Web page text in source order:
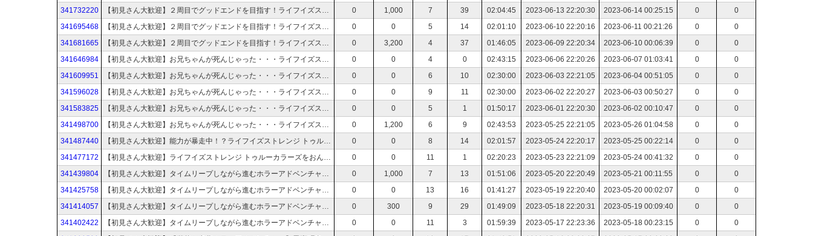
341732220
【初見さん大歓迎】２周目でグッドエンドを目指す！ライフイズストレンジ トゥルーカラーズをおんりぃと楽しもう！【Vtuber】※ネタバレあり 0 1,000 7 39 02:04:45 2023-06-13 22:20:30 2023-06-14 00:25:15 0
0
341695468
【初見さん大歓迎】２周目でグッドエンドを目指す！ライフイズストレンジ トゥルーカラーズをおんりぃと楽しもう！【Vtuber】※ネタバレあり 0 0 5 14 02:01:10 2023-06-10 22:20:16 2023-06-11 00:21:26 0
0
341681665
【初見さん大歓迎】２周目でグッドエンドを目指す！ライフイズストレンジ トゥルーカラーズをおんりぃと楽しもう！【Vtuber】※ネタバレあり 0 3,200 4 37 01:46:05 2023-06-09 22:20:34 2023-06-10 00:06:39 0
0
341646984
【初見さん大歓迎】お兄ちゃんが死んじゃった・・・ライフイズストレンジ トゥルーカラーズをおんりぃと楽しもう！【Vtuber】※ネタバレあり 0 0 4 0 02:43:15 2023-06-06 22:20:26 2023-06-07 01:03:41 0
0
341609951
【初見さん大歓迎】お兄ちゃんが死んじゃった・・・ライフイズストレンジ トゥルーカラーズをおんりぃと楽しもう！【Vtuber】※ネタバレあり 0 0 6 10 02:30:00 2023-06-03 22:21:05 2023-06-04 00:51:05 0
0
341596028
【初見さん大歓迎】お兄ちゃんが死んじゃった・・・ライフイズストレンジ トゥルーカラーズをおんりぃと楽しもう！【Vtuber】※ネタバレあり 0 0 9 11 02:30:00 2023-06-02 22:20:27 2023-06-03 00:50:27 0
0
341583825
【初見さん大歓迎】お兄ちゃんが死んじゃった・・・ライフイズストレンジ トゥルーカラーズをおんりぃと楽しもう！【Vtuber】※ネタバレあり 0 0 5 1 01:50:17 2023-06-01 22:20:30 2023-06-02 00:10:47 0
0
341498700
【初見さん大歓迎】お兄ちゃんが死んじゃった・・・ライフイズストレンジ トゥルーカラーズをおんりぃと楽しもう！【Vtuber】※ネタバレあり 0 1,200 6 9 02:43:53 2023-05-25 22:21:05 2023-05-26 01:04:58 0
0
341487440
【初見さん大歓迎】能力が暴走中！？ライフイズストレンジ トゥルーカラーズをおんりぃと楽しもう！【Vtuber】※ネタバレあり 0 0 8 14 02:01:57 2023-05-24 22:20:17 2023-05-25 00:22:14 0
0
341477172
【初見さん大歓迎】ライフイズストレンジ トゥルーカラーズをおんりぃと楽しもう！【Vtuber】※ネタバレあり 0 0 11 1 02:20:23 2023-05-23 22:21:09 2023-05-24 00:41:32 0
0
341439804
【初見さん大歓迎】タイムリープしながら進むホラーアドベンチャー〚黒森町奇譚〛をおんりぃと楽しもう！【Vtuber】 0 1,000 7 13 01:51:06 2023-05-20 22:20:49 2023-05-21 00:11:55 0
0
341425758
【初見さん大歓迎】タイムリープしながら進むホラーアドベンチャー〚黒森町奇譚〛をおんりぃと楽しもう！【Vtuber】 0 0 13 16 01:41:27 2023-05-19 22:20:40 2023-05-20 00:02:07 0
0
341414057
【初見さん大歓迎】タイムリープしながら進むホラーアドベンチャー〚黒森町奇譚〛をおんりぃと楽しもう！【Vtuber】 0 300 9 29 01:49:09 2023-05-18 22:20:31 2023-05-19 00:09:40 0
0
341402422
【初見さん大歓迎】タイムリープしながら進むホラーアドベンチャー〚黒森町奇譚〛をおんりぃと楽しもう！【Vtuber】 0 0 11 3 01:59:39 2023-05-17 22:23:36 2023-05-18 00:23:15 0
0